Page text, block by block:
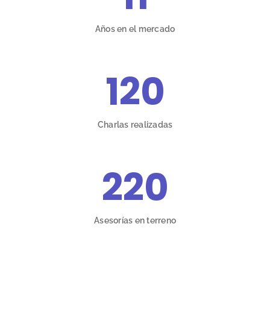
Años en el mercado
120
Charlas realizadas
220
Asesorías en terreno